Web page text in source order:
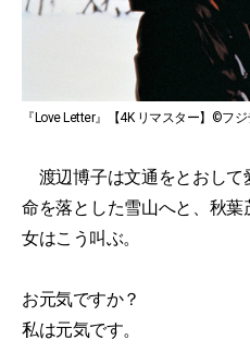
『Love Letter』【4K リマスター】©フ
渡辺博子は文通をとおして
命を落とした雪山へと、秋
女はこう叫ぶ。
お元気ですか？
私は元気です。